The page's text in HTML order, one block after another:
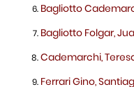
Bagliotto
Bagliotto Folgar,
Cademarchi,
Ferrari Gino,